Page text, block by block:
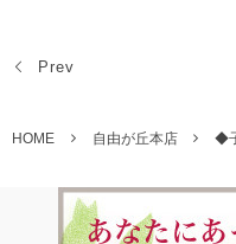
Prev
HOME 自由が丘本店 ◆